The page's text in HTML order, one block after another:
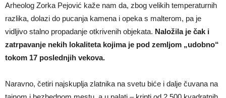
Arheolog Zorka Pejović kaže nam da, zbog velikih temperaturnih
razlika, dolazi do pucanja kamena i opeka s malterom, pa je
vidljivo stalno propadanje otkrivenih objekata. Naložila je čak i
zatrpavanje nekih lokaliteta kojima je pod zemljom „udobno“
tokom 17 poslednjih vekova.
Naravno, četiri najskuplja zlatnika na svetu biće i dalje čuvana na